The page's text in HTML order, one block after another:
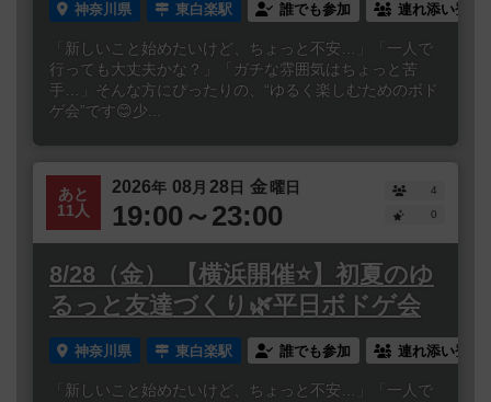
神奈川県 東白楽駅 誰でも参加 連れ添い登録
「新しいこと始めたいけど、ちょっと不安…」「一人で
行っても大丈夫かな？」「ガチな雰囲気はちょっと苦
手…」そんな方にぴったりの、“ゆるく楽しむためのボド
ゲ会”です😊少...
あと
11人
2026年 08 月 28日 金曜日
19:00～23:00
4
0
8/28（金） 【横浜開催⭐️】初夏のゆ
るっと友達づくり🌿平日ボドゲ会
神奈川県 東白楽駅 誰でも参加 連れ添い登録
「新しいこと始めたいけど、ちょっと不安…」「一人で